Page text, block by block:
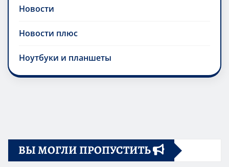
Новости
Новости плюс
Ноутбуки и планшеты
ВЫ МОГЛИ ПРОПУСТИТЬ